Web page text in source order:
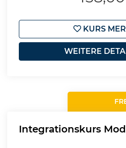
KURS
WEITERE
Integrationskurs